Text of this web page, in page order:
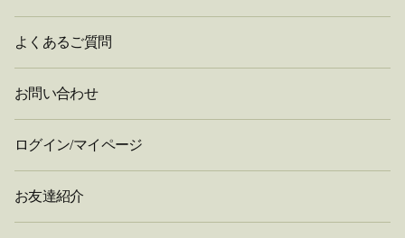
よくあるご質問
お問い合わせ
ログイン/マイページ
お友達紹介